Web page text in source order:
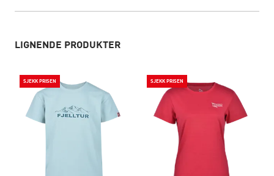
LIGNENDE PRODUKTER
SJEKK PRISEN SJEKK PRISEN